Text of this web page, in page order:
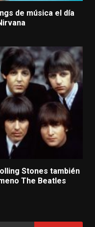
de música el día
Stones también
The Beatles